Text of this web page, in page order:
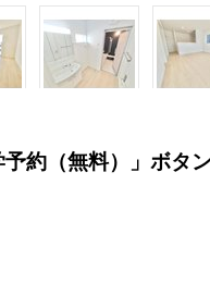
約（無料）」ボタ